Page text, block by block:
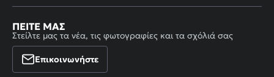
ΠΕΊΤΕ ΜΑΣ
Στείλτε μας τα νέα, τις φωτογραφίες και τα σχόλιά σας
Επικοινωνήστε